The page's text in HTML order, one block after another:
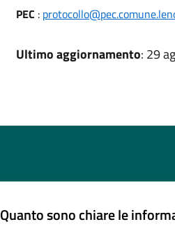
PEC :
Ultimo aggiornamento: 29
Quanto sono chiare le